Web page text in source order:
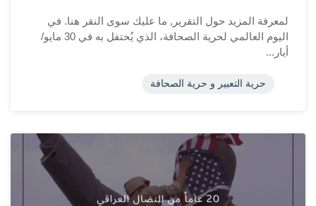
لمعرفة المزيد حول التقرير, ما عليك سوى النقر هنا. في
اليوم العالمي لحرية الصحافة، الذي يُحتفل به في 30 مايو/
أيار...
حرية التعبير و حرية الصحافة